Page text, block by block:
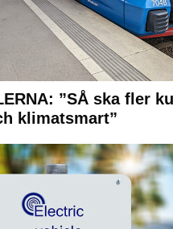
”SÅ ska fler
klimatsmart”